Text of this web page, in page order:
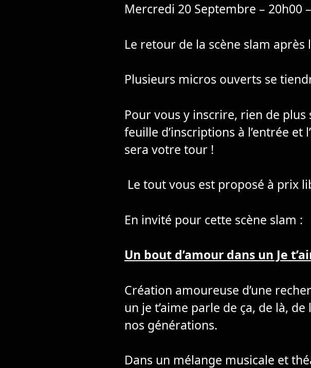
Mercredi 20 Septembre – 20h00
Le retour de la scène slam après
Plusieurs micros ouverts se
Pour vous y inscrire, rien de
feuille d’inscriptions à l’entrée
sera votre tour !
Le tout vous est proposé à prix
En invité pour cette scène slam :
Un bout d’amour dans un Je
Création amoureuse d’une
un je t’aime parle de ça, de là,
nos générations.
Dans un mélange musicale et